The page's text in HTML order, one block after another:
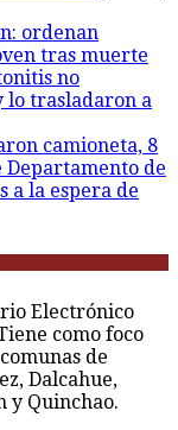
ordenan
tras muerte
no
lo trasladaron a
camioneta, 8
Departamento de
a la espera de
Electrónico
como foco
de
Dalcahue,
y Quinchao.